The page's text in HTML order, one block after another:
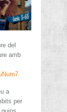
del
amb
a
per